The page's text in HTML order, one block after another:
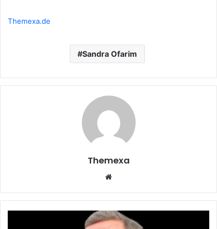
Themexa.de
Sandra Ofarim
Themexa